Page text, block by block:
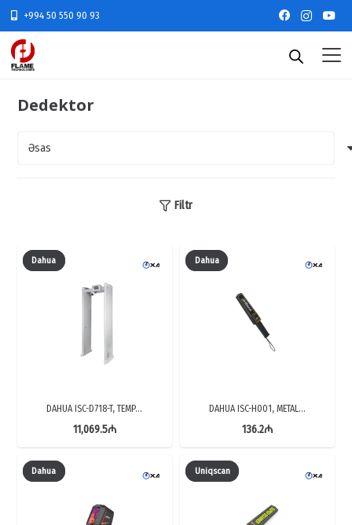
+994 50 550 90 93
Dedektor
Filtr
Dahua
DAHUA ISC-D718-T, TEMP…
11,069.5₼
Dahua
DAHUA ISC-H001, METAL…
136.2₼
Dahua Uniqscan